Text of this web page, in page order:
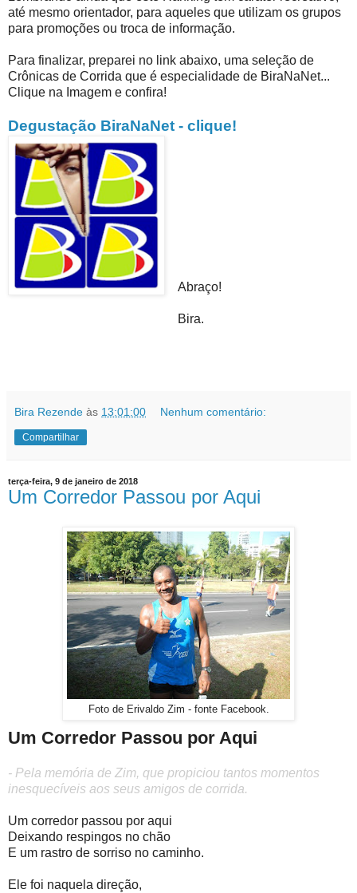
até mesmo orientador, para aqueles que utilizam os grupos
para promoções ou troca de informação.
Para finalizar, preparei no link abaixo, uma seleção de
Crônicas de Corrida que é especialidade de BiraNaNet...
Clique na Imagem e confira!
Degustação BiraNaNet - clique!
Abraço!
Bira.
Bira Rezende às 13:01:00 Nenhum comentário:
Compartilhar
terça-feira, 9 de janeiro de 2018
Um Corredor Passou por Aqui
Foto de Erivaldo Zim - fonte Facebook.
Um Corredor Passou por Aqui
- Pela memória de Zim, que propiciou tantos momentos
inesquecíveis aos seus amigos de corrida.
Um corredor passou por aqui
Deixando respingos no chão
E um rastro de sorriso no caminho.
Ele foi naquela direção,